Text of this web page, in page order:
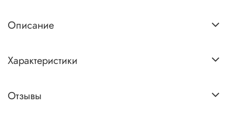
Описание
Характеристики
Отзывы